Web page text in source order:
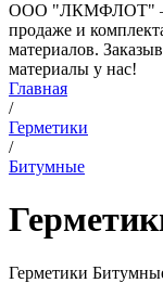
ООО "ЛКМФЛОТ" —
продаже и
материалов.
материалы у нас!
Главная
/
Герметики
/
Битумные
Герметики